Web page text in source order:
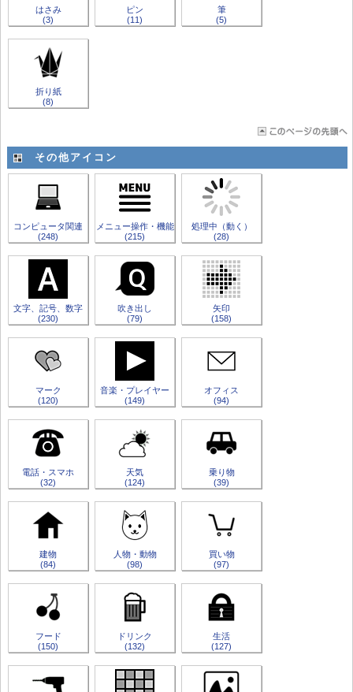
はさみ
(3)
ピン
(11)
筆
(5)
折り紙
(8)
その他アイコン
コンピュータ関連
(248)
メニュー操作・機能
(215)
処理中（動く）
(28)
文字、記号、数字
(230)
吹き出し
(79)
矢印
(158)
マーク
(120)
音楽・プレイヤー
(149)
オフィス
(94)
電話・スマホ
(32)
天気
(124)
乗り物
(39)
建物
(84)
人物・動物
(98)
買い物
(97)
フード
(150)
ドリンク
(132)
生活
(127)